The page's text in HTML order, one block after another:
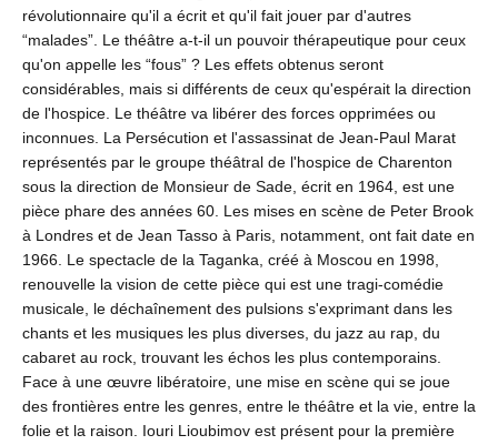
révolutionnaire qu'il a écrit et qu'il fait jouer par d'autres
“malades”. Le théâtre a-t-il un pouvoir thérapeutique pour ceux
qu'on appelle les “fous” ? Les effets obtenus seront
considérables, mais si différents de ceux qu'espérait la direction
de l'hospice. Le théâtre va libérer des forces opprimées ou
inconnues. La Persécution et l'assassinat de Jean-Paul Marat
représentés par le groupe théâtral de l'hospice de Charenton
sous la direction de Monsieur de Sade, écrit en 1964, est une
pièce phare des années 60. Les mises en scène de Peter Brook
à Londres et de Jean Tasso à Paris, notamment, ont fait date en
1966. Le spectacle de la Taganka, créé à Moscou en 1998,
renouvelle la vision de cette pièce qui est une tragi-comédie
musicale, le déchaînement des pulsions s'exprimant dans les
chants et les musiques les plus diverses, du jazz au rap, du
cabaret au rock, trouvant les échos les plus contemporains.
Face à une œuvre libératoire, une mise en scène qui se joue
des frontières entre les genres, entre le théâtre et la vie, entre la
folie et la raison. Iouri Lioubimov est présent pour la première